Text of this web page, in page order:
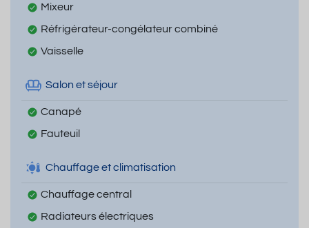
Mixeur
Réfrigérateur-congélateur combiné
Vaisselle
Salon et séjour
Canapé
Fauteuil
Chauffage et climatisation
Chauffage central
Radiateurs électriques